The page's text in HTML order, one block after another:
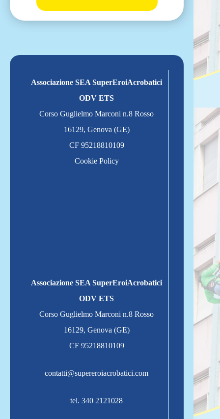
Associazione SEA SuperEroiAcrobatici
ODV ETS
Corso Guglielmo Marconi n.8 Rosso
16129, Genova (GE)
CF 95218810109
Cookie Policy
Associazione SEA SuperEroiAcrobatici
ODV ETS
Corso Guglielmo Marconi n.8 Rosso
16129, Genova (GE)
CF 95218810109
contatti@supereroiacrobatici.com
tel. 340 2121028